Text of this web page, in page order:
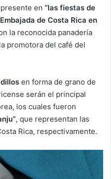
en “las fiestas de
de Costa Rica en
la reconocida panadería
promotora del café del
en forma de grano de
serán el principal
los cuales fueron
, que representan las
Rica, respectivamente.